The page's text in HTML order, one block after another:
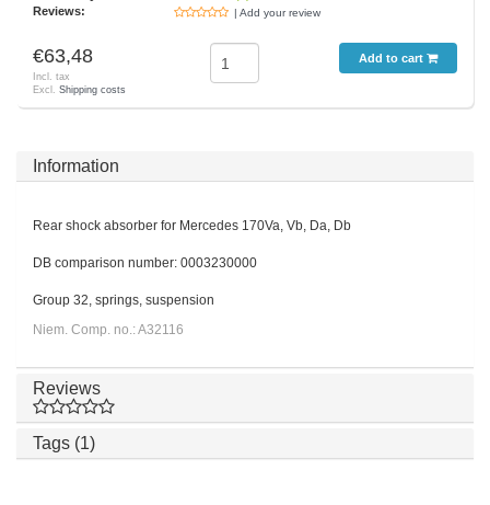
Reviews:
| Add your review
€63,48
Incl. tax
Excl. Shipping costs
Add to cart
Information
Rear shock absorber for Mercedes 170Va, Vb, Da, Db
DB comparison number: 0003230000
Group 32, springs, suspension
Niem. Comp. no.: A32116
Reviews
Tags (1)